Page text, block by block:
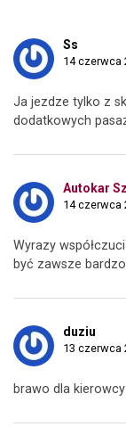
Ss
14 czerwca
Ja jezdze tylko z
dodatkowych
Autokar
14 czerwca
Wyrazy
być zawsze
duziu
13 czerwca
brawo dla